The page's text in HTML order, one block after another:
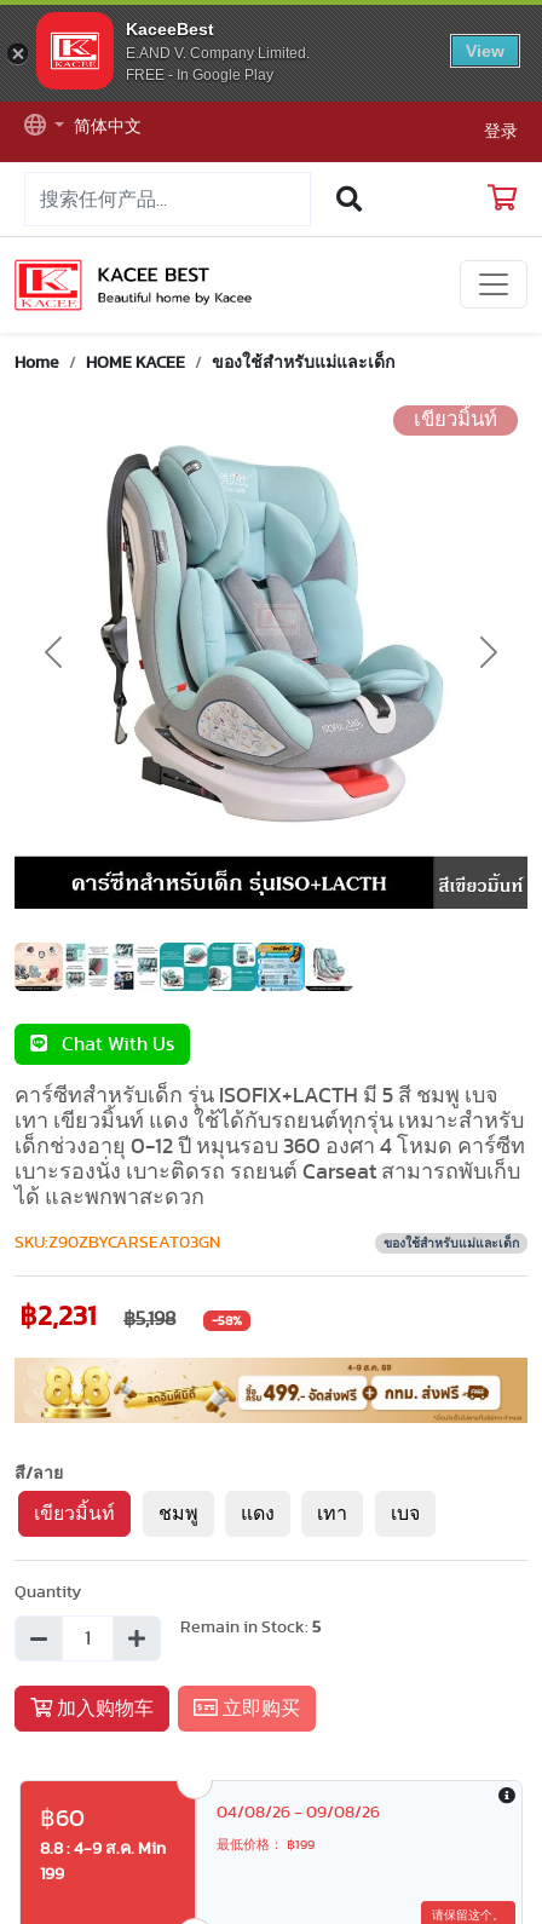
KaceeBest
E.AND V. Company Limited.
FREE - In Google Play
View
简体中文 登录
Home HOME KACEE ของใช้สำหรับแม่และเด็ก
เขียวมิ้นท์
Previous Next
Chat With Us
คาร์ซีทสำหรับเด็ก รุ่น ISOFIX+LACTH มี 5 สี ชมพู เบจ
เทา เขียวมิ้นท์ แดง ใช้ได้กับรถยนต์ทุกรุ่น เหมาะสำหรับ
เด็กช่วงอายุ 0-12 ปี หมุนรอบ 360 องศา 4 โหมด คาร์ซีท
เบาะรองนั่ง เบาะติดรถ รถยนต์ Carseat สามารถพับเก็บ
ได้ และพกพาสะดวก
SKU:Z90ZBYCARSEAT03GN ของใช้สำหรับแม่และเด็ก
฿2,231 ฿5,198 -58%
สี/ลาย
เขียวมิ้นท์ ชมพู แดง เทา เบจ
Quantity
Remain in Stock: 5
加入购物车 立即购买
฿60
8.8 : 4-9 ส.ค. Min
199
04/08/26 - 09/08/26
最低价格： ฿199
请保留这个。